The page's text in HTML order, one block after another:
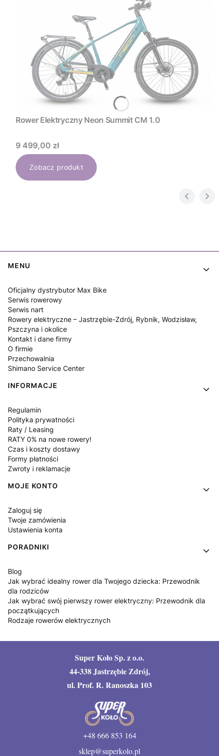
Rower Elektryczny Neon Summit CM 1.0
Cena
9 499,00 zł
Zobacz produkt
Linki w stopce
MENU
Oficjalny dystrybutor Max Bike
Serwis rowerowy
Serwis nart
Rowery elektryczne – Jastrzębie-Zdrój, Rybnik, Wodzisław,
Pszczyna i okolice
Kontakt i dane firmy
O firmie
Przechowalnia
Shimano Service Center
INFORMACJE
Regulamin
Polityka prywatności
Raty / Leasing
RATY 0% na nowe rowery!
Czas i koszty dostawy
Formy płatności
Zwroty i reklamacje
MOJE KONTO
Zaloguj się
Twoje zamówienia
Ustawienia konta
PORADNIKI
Blog
Jak wybrać idealny rower dla Twojego dziecka: Przewodnik
dla rodziców
Jak wybrać swój pierwszy rower elektryczny: Przewodnik dla
początkujących
Rodzaje rowerów elektrycznych
Super Koło Sp. z o.o.
44-338 Jastrzębie Zdrój,
ul. Prof. R. Ranoszka 103
+48 666 853 164
sklep@superkolo.pl